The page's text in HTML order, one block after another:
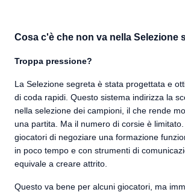
Cosa c'è che non va nella Selezione
Troppa pressione?
La Selezione segreta è stata progettata e
di coda rapidi. Questo sistema indirizza la
nella selezione dei campioni, il che rende
una partita. Ma il numero di corsie è
giocatori di negoziare una formazione
in poco tempo e con strumenti di
equivale a creare attrito.
Questo va bene per alcuni giocatori, ma